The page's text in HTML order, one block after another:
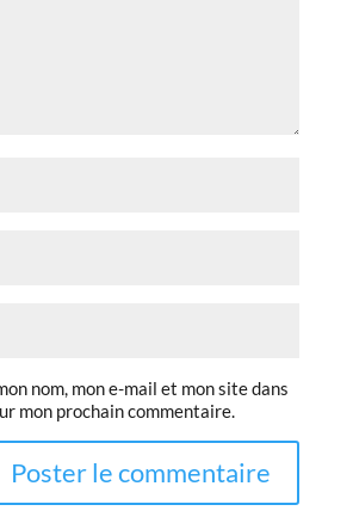
nom, mon e-mail et mon site dans
mon prochain commentaire.